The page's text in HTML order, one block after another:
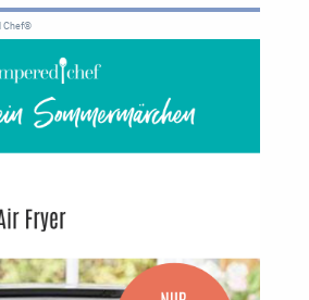
Chef®